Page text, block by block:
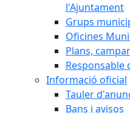
l'Ajuntament
Grups
Oficines
Plans,
Responsable
Informació oficial
Tauler
Bans i avisos